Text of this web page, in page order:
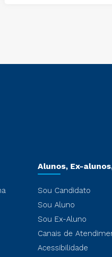
Alunos, Ex-
Sou Candidato
Sou Aluno
Sou Ex-Aluno
Canais de
Acessibilidade